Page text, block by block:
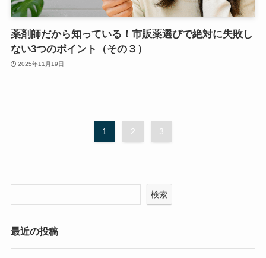
薬剤師だから知っている！市販薬選びで絶対に失敗し
ない3つのポイント（その３）
2025年11月19日
1 2 3
検索
最近の投稿